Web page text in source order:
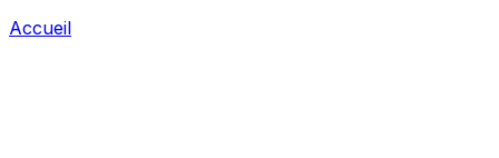
Accueil